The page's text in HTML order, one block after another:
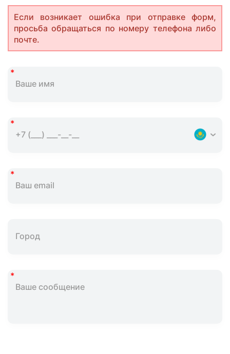
Если возникает ошибка при отправке форм,
просьба обращаться по номеру телефона либо
почте.